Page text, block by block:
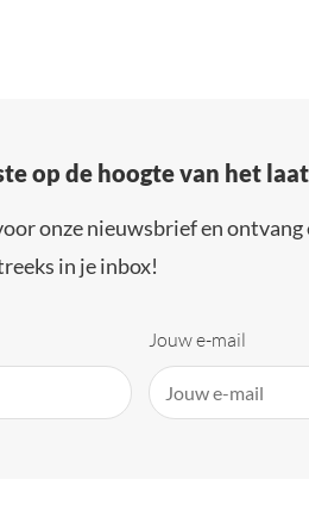
op de hoogte van het
onze nieuwsbrief en
in je inbox!
Jouw e-mail